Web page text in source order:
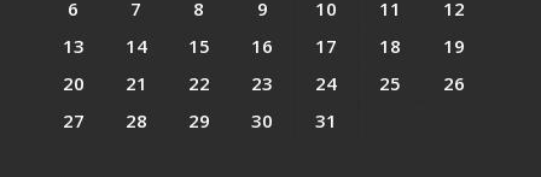
6
7 8 9 10 11
12
13
14 15 16 17 18
19
20
21 22 23 24 25
26
27
28 29 30 31